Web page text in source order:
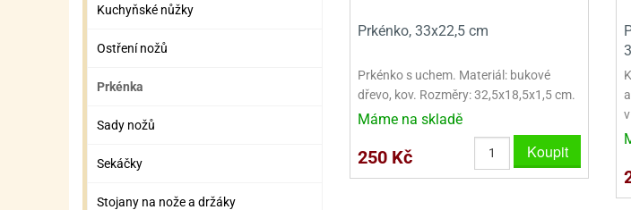
SADY
SADY
SADY
Kuchyňské nůžky
Ostření nožů
Prkénka
Sady nožů
Sekáčky
Stojany na nože a držáky
Prkénko, 33x22,5 cm
Prkénko s uchem. Materiál: bukové
dřevo, kov. Rozměry: 32,5x18,5x1,5 cm.
Máme na skladě
250 Kč Koupit